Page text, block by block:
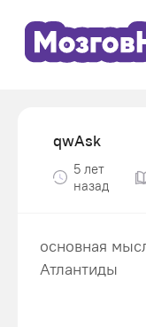
qwAsk
5 лет
назад
основная
Атлантиды